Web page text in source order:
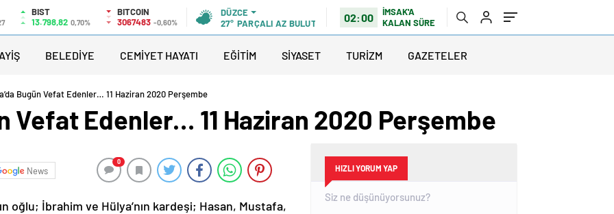
BIST
13.798,82 0,70%
BITCOIN
3067483 -0,60%
DÜZCE
27° PARÇALI AZ BULUTLU 02:00
İMSAK'A
KALAN SÜRE
BELEDİYE CEMİYET HAYATI EĞİTİM SİYASET TURİZM GAZETELER
Bugün Vefat Edenler… 11 Haziran 2020 Perşembe
Vefat Edenler… 11 Haziran 2020 Perşembe
News
0
oğlu; İbrahim ve Hülya’nın kardeşi; Hasan, Mustafa,
HIZLI YORUM YAP